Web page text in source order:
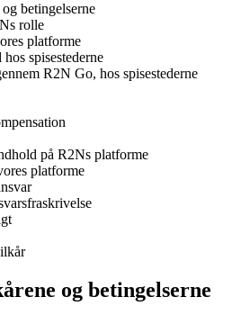
betingelserne
rolle
platforme
spisestederne
R2N Go, hos spisestederne
på R2Ns platforme
platforme
og betingelserne